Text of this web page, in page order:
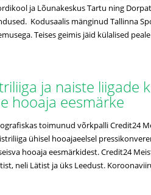
ja Lõunakeskus Tartu ning
Kodusaalis mänginud Tallinna
Teises geimis jäid külalised
ja naiste liigade
hooaja eesmärke
toimunud võrkpalli Credit24
ühisel hooajaeelsel
hooaja eesmärkidest. Credit24
neli Lätist ja üks Leedust.